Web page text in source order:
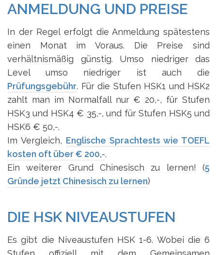
ANMELDUNG UND PREISE
In der Regel erfolgt die Anmeldung spätestens
einen Monat im Voraus. Die Preise sind
verhältnismäßig günstig. Umso niedriger das
Level umso niedriger ist auch die
Prüfungsgebühr. Für die Stufen HSK1 und HSK2
zahlt man im Normalfall nur € 20,-, für Stufen
HSK3 und HSK4 € 35,-, und für Stufen HSK5 und
HSK6 € 50,-.
Im Vergleich, Englische Sprachtests wie TOEFL
kosten oft über € 200,-.
Ein weiterer Grund Chinesisch zu lernen! (5
Gründe jetzt Chinesisch zu lernen)
DIE HSK NIVEAUSTUFEN
Es gibt die Niveaustufen HSK 1-6. Wobei die 6